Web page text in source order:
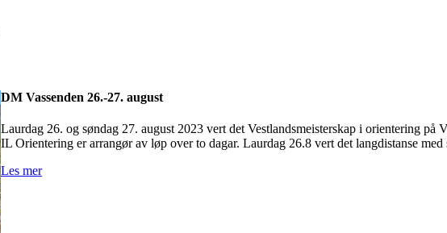
DM Vassenden 26.-27. august
Laurdag 26. og søndag 27. august 2023 vert det Vestlandsmeisterskap i orientering på
IL Orientering er arrangør av løp over to dagar. Laurdag 26.8 vert det langdistanse
Les mer